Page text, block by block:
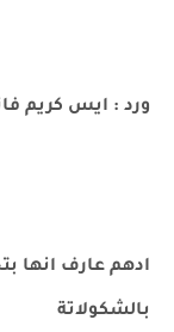
ورد : ايس كريم
ادهم عارف انها
بالشكولاتة